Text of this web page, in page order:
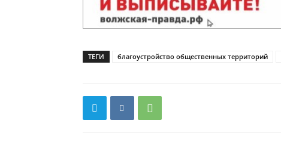
ТЕГИ благоустройство общественных территорий